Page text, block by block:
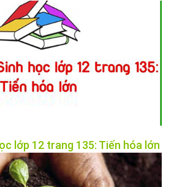
lớp 12 trang 135: Tiến hóa lớn